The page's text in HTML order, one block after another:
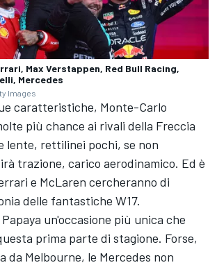
Max Verstappen, Red Bull Racing,
Mercedes
Images
caratteristiche, Monte-Carlo
più chance ai rivali della Freccia
lente, rettilinei pochi, se non
trazione, carico aerodinamico. Ed è
e McLaren cercheranno di
delle fantastiche W17.
Papaya un'occasione più unica che
prima parte di stagione. Forse,
da Melbourne, le Mercedes non